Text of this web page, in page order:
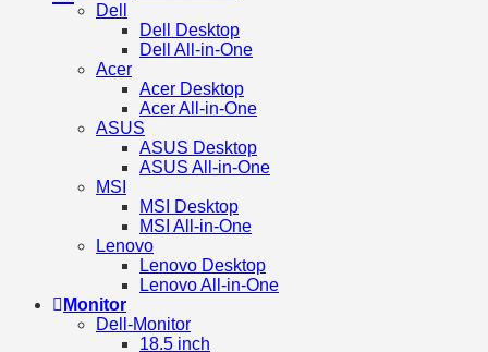
Dell
Dell Desktop
Dell All-in-One
Acer
Acer Desktop
Acer All-in-One
ASUS
ASUS Desktop
ASUS All-in-One
MSI
MSI Desktop
MSI All-in-One
Lenovo
Lenovo Desktop
Lenovo All-in-One
Monitor
Dell-Monitor
18.5 inch